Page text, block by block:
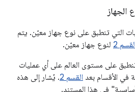
تنطبق على نوع جهاز معيّن. يتم
لنوع جهاز معيّن.
على مستوى العالم على أي عمليات
القسم 2 . يُشار إلى هذه
في هذا المستند.